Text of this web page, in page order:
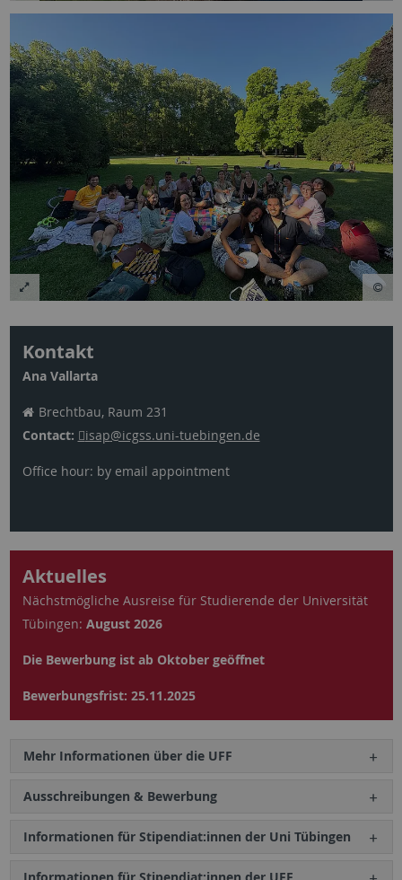
Kontakt
Ana Vallarta
Brechtbau, Raum 231
Contact:
isap@icgss.uni-tuebingen.de
Office hour: by email appointment
Aktuelles
Nächstmögliche Ausreise für Studierende der Universität
Tübingen: August 2026
Die Bewerbung ist ab Oktober geöffnet
Bewerbungsfrist: 25.11.2025
Mehr Informationen über die UFF
Ausschreibungen & Bewerbung
Informationen für Stipendiat:innen der Uni Tübingen